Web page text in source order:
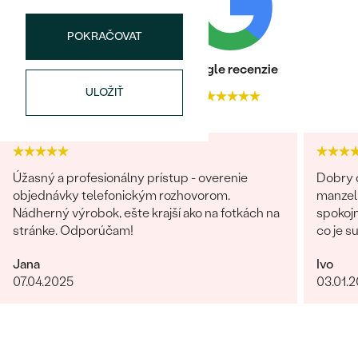
Wave kolekcia
PODĽA TVARU DRAHOKAMU
NA MIERU
náušnice
PREZRIEŤ
Personalizované
prívesky
OBJAVIŤ
Najpredávanejšie
prstene
POKRAČOVAT
ULOŽIŤ
Heuréka recenzie
4.9
Google recenzie
Úžasný a profesionálny prístup - overenie
objednávky telefonickým rozhovorom.
Nádherný výrobok, ešte krajší ako na fotkách na
stránke. Odporúčam!
Jana
07.04.2025
Dobry
co je
fotka
Ivo